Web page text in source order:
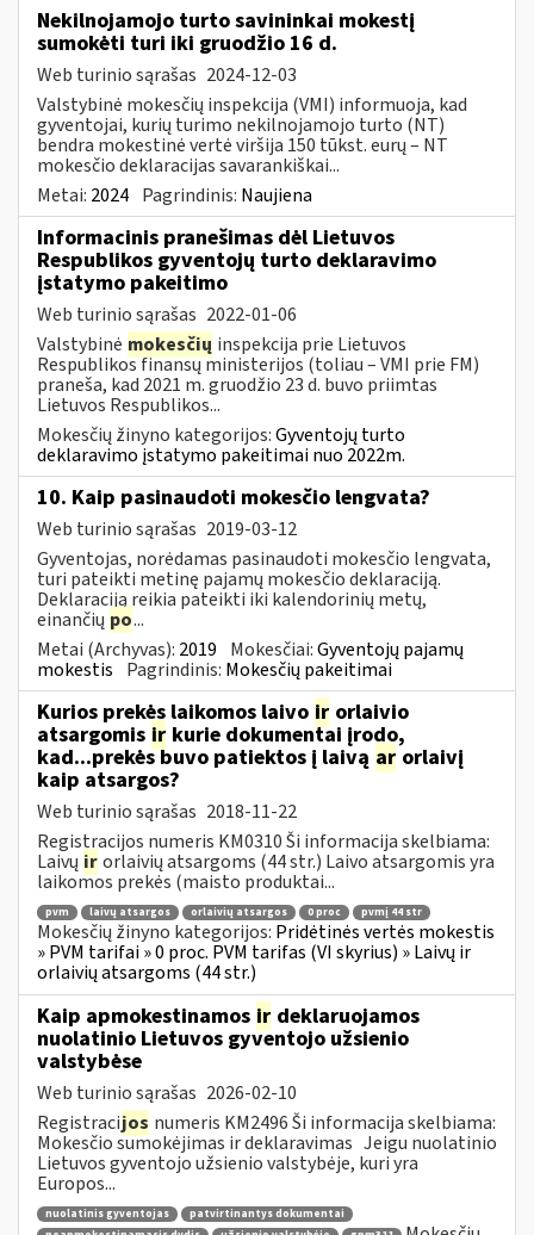
Nekilnojamojo turto savininkai mokestį
sumokėti turi iki gruodžio 16 d.
Web turinio sąrašas 2024-12-03
Valstybinė mokesčių inspekcija (VMI) informuoja, kad
gyventojai, kurių turimo nekilnojamojo turto (NT)
bendra mokestinė vertė viršija 150 tūkst. eurų – NT
mokesčio deklaracijas savarankiškai...
Metai: 2024 Pagrindinis: Naujiena
Informacinis pranešimas dėl Lietuvos
Respublikos gyventojų turto deklaravimo
įstatymo pakeitimo
Web turinio sąrašas 2022-01-06
Valstybinė mokesčių inspekcija prie Lietuvos
Respublikos finansų ministerijos (toliau – VMI prie FM)
praneša, kad 2021 m. gruodžio 23 d. buvo priimtas
Lietuvos Respublikos...
Mokesčių žinyno kategorijos:Gyventojų turto
deklaravimo įstatymo pakeitimai nuo 2022m.
10. Kaip pasinaudoti mokesčio lengvata?
Web turinio sąrašas 2019-03-12
Gyventojas, norėdamas pasinaudoti mokesčio lengvata,
turi pateikti metinę pajamų mokesčio deklaraciją.
Deklaraciją reikia pateikti iki kalendorinių metų,
einančių po...
Metai (Archyvas): 2019 Mokesčiai:Gyventojų pajamų
mokestis Pagrindinis: Mokesčių pakeitimai
Kurios prekės laikomos laivo ir orlaivio
atsargomis ir kurie dokumentai įrodo,
kad...prekės buvo patiektos į laivą ar orlaivį
kaip atsargos?
Web turinio sąrašas 2018-11-22
Registracijos numeris KM0310 Ši informacija skelbiama:
Laivų irorlaivių atsargoms (44 str.) Laivo atsargomis yra
laikomos prekės (maisto produktai...
pvm laivų atsargos orlaivių atsargos 0 proc pvmį 44 str
Mokesčių žinyno kategorijos: Pridėtinės vertės mokestis
» PVM tarifai » 0 proc. PVM tarifas (VI skyrius) » Laivų ir
orlaivių atsargoms (44 str.)
Kaip apmokestinamos ir deklaruojamos
nuolatinio Lietuvos gyventojo užsienio
valstybėse
Web turinio sąrašas 2026-02-10
Registracijos numeris KM2496 Ši informacija skelbiama:
Mokesčio sumokėjimas ir deklaravimas Jeigu nuolatinio
Lietuvos gyventojo užsienio valstybėje, kuri yra
Europos...
nuolatinis gyventojas
patvirtinantys dokumentai